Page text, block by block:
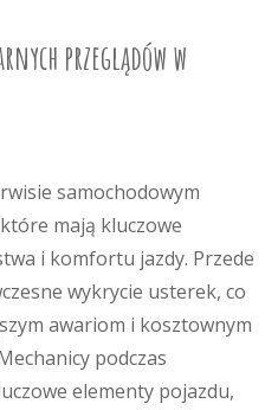
przeglądów w
samochodowym
mają kluczowe
i komfortu jazdy. Przede
wykrycie usterek, co
awariom i kosztownym
podczas
elementy pojazdu,